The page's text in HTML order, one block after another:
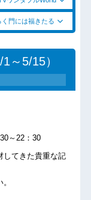
く門には福きたる
～5/15）
～22：30
してきた貴重な記